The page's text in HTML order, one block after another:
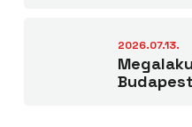
2026.07.13.
Budapest